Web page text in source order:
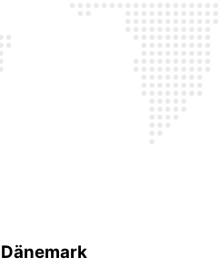
Dänemark